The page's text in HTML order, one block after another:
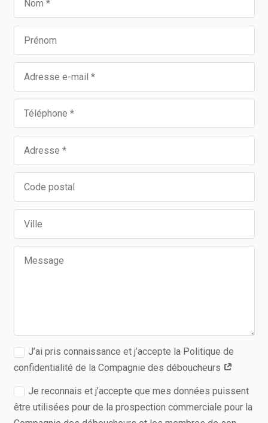
J’ai pris connaissance et j’accepte la Politique de
confidentialité de la Compagnie des déboucheurs
Je reconnais et j’accepte que mes données puissent
être utilisées pour de la prospection commerciale pour la